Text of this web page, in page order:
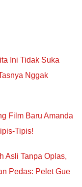
Ini Tidak Suka
Nggak
Film Baru Amanda
Tipis!
Asli Tanpa Oplas,
Pedas: Pelet Gue